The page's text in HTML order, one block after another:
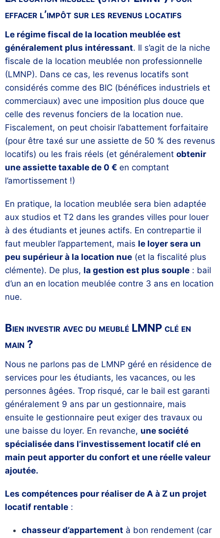
effacer l’impôt sur les revenus locatifs
Le régime fiscal de la location meublée est
généralement plus intéressant. Il s’agit de la niche
fiscale de la location meublée non professionnelle
(LMNP). Dans ce cas, les revenus locatifs sont
considérés comme des BIC (bénéfices industriels et
commerciaux) avec une imposition plus douce que
celle des revenus fonciers de la location nue.
Fiscalement, on peut choisir l’abattement forfaitaire
(pour être taxé sur une assiette de 50 % des revenus
locatifs) ou les frais réels (et généralement obtenir
une assiette taxable de 0 € en comptant
l’amortissement !)
En pratique, la location meublée sera bien adaptée
aux studios et T2 dans les grandes villes pour louer
à des étudiants et jeunes actifs. En contrepartie il
faut meubler l’appartement, mais le loyer sera un
peu supérieur à la location nue (et la fiscalité plus
clémente). De plus, la gestion est plus souple : bail
d’un an en location meublée contre 3 ans en location
nue.
Bien investir avec du meublé LMNP clé en
main ?
Nous ne parlons pas de LMNP géré en résidence de
services pour les étudiants, les vacances, ou les
personnes âgées. Trop risqué, car le bail est garanti
généralement 9 ans par un gestionnaire, mais
ensuite le gestionnaire peut exiger des travaux ou
une baisse du loyer. En revanche, une société
spécialisée dans l’investissement locatif clé en
main peut apporter du confort et une réelle valeur
ajoutée.
Les compétences pour réaliser de A à Z un projet
locatif rentable :
chasseur d’appartement à bon rendement (car